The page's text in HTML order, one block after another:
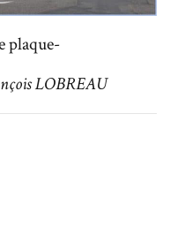
plaque-
LOBREAU